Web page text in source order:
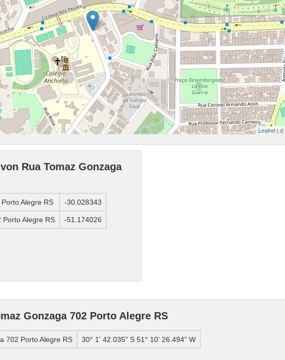
Leaflet| ©
Rua Tomaz Gonzaga
Alegre RS -30.028343
Porto Alegre RS -51.174026
Gonzaga 702 Porto Alegre RS
702 Porto Alegre RS 30° 1' 42.035" S 51° 10' 26.494" W